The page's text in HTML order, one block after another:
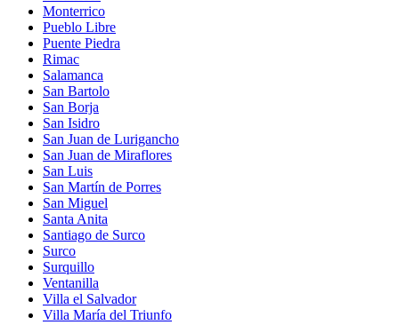
Monterrico
Pueblo Libre
Puente Piedra
Rimac
Salamanca
San Bartolo
San Borja
San Isidro
San Juan de Lurigancho
San Juan de Miraflores
San Luis
San Martín de Porres
San Miguel
Santa Anita
Santiago de Surco
Surco
Surquillo
Ventanilla
Villa el Salvador
Villa María del Triunfo